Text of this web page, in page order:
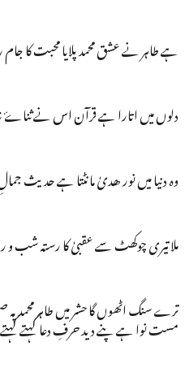
ہے طاہر نے عشق محمد پلایا محبت کا جام
دلوں میں اتارا ہے قرآن اس نے ثناۓ
وہ دنیا میں نور ھدیٰ مانٹتا ہے حدیث
ملا تیری چوکھٹ سے عقبیٰ کا رستہ شب و
ترے سنگ اٹھوں گا حشر میں طاہر محمد
مست نوا ہے پنے دید حرفِ دعا کہتے کہتے